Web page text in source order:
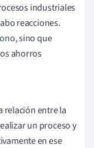
industriales
reacciones.
sino que
ahorros
relación entre la
un proceso y
en ese